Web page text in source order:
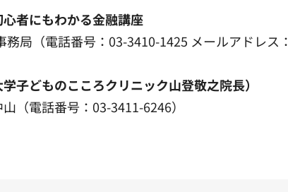
者にもわかる金融講座
（電話番号：03-3410-1425 メールアドレス：
どものこころクリニック山登敬之院長）
（電話番号：03-3411-6246）